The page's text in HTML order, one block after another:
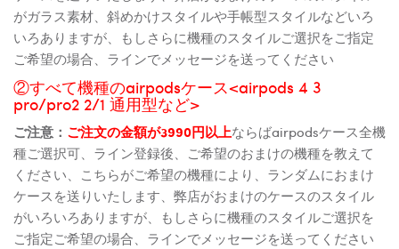
がガラス素材、斜めかけスタイルや手帳型スタイルなどいろ
いろありますが、もしさらに機種のスタイルご選択をご指定
ご希望の場合、ラインでメッセージを送ってください
②すべて機種のairpodsケース<airpods 4 3
pro/pro2 2/1 通用型など>
ご注意： ご注文の金額が3990円以上ならばairpodsケース全機
種ご選択可、ライン登録後、ご希望のおまけの機種を教えて
ください、こちらがご希望の機種により、ランダムにおまけ
ケースを送りいたします、弊店がおまけのケースのスタイル
がいろいろありますが、もしさらに機種のスタイルご選択を
ご指定ご希望の場合、ラインでメッセージを送ってください